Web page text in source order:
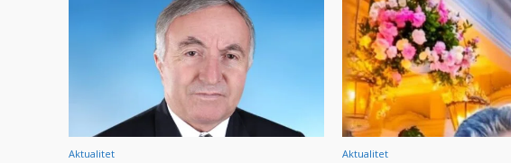
Aktualitet Aktualitet